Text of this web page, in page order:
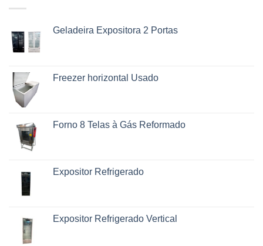
Geladeira Expositora 2 Portas
Freezer horizontal Usado
Forno 8 Telas à Gás Reformado
Expositor Refrigerado
Expositor Refrigerado Vertical